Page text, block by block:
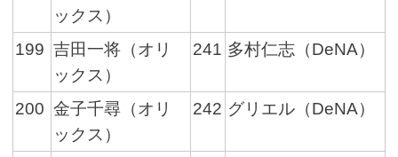
ックス）
199 吉田一将（オリ
ックス）
241 多村仁志（DeNA）
200 金子千尋（オリ
ックス）
242 グリエル（DeNA）